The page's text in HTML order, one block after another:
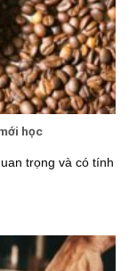
học
trọng và có tính